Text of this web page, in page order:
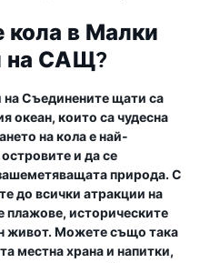
в Малки
на САЩ?
на Съединените щати са
океан, които са чудесна
на кола е най-
и да се
природа. С
до всички атракции на
плажове, историческите
живот. Можете също така
местна храна и напитки,